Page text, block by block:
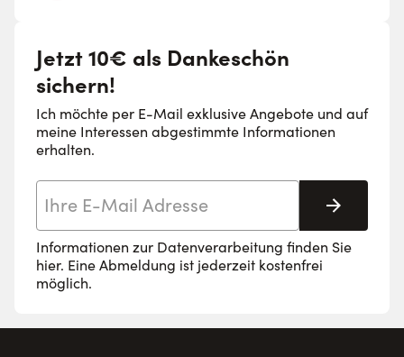
Jetzt 10€ als Dankeschön
sichern!
Ich möchte per E-Mail exklusive Angebote und auf
meine Interessen abgestimmte Informationen
erhalten.
Informationen zur Datenverarbeitung finden Sie
hier. Eine Abmeldung ist jederzeit kostenfrei
möglich.